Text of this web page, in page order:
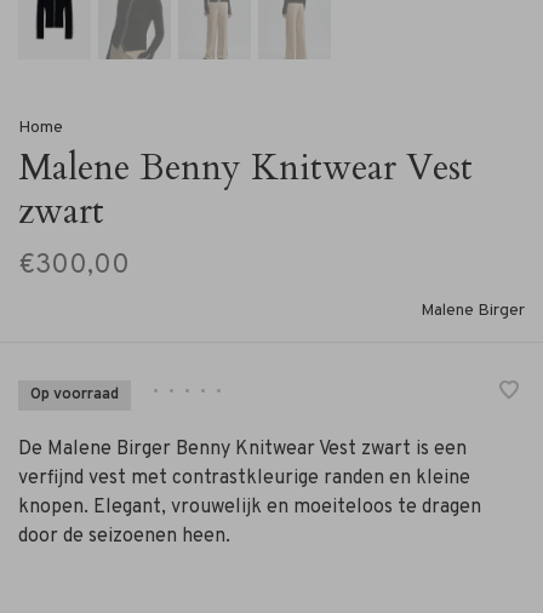
Home
Malene Benny Knitwear Vest
zwart
€300,00
Malene Birger
Op voorraad • • • • •
De Malene Birger Benny Knitwear Vest zwart is een
verfijnd vest met contrastkleurige randen en kleine
knopen. Elegant, vrouwelijk en moeiteloos te dragen
door de seizoenen heen.